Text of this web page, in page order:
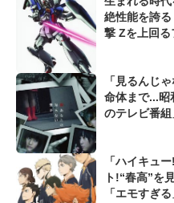
絶性能を誇
撃 Zを上回るフルバーニアンにV2並みのZZガ
「見るんじ
命体まで...昭
のテレビ番組
「ハイキュ
ト!“春高”を
「エモすぎる